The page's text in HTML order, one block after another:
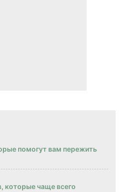
помогут вам пережить
которые чаще всего